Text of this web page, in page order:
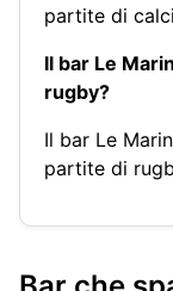
partite di
Il bar Le
rugby?
Il bar Le
partite di